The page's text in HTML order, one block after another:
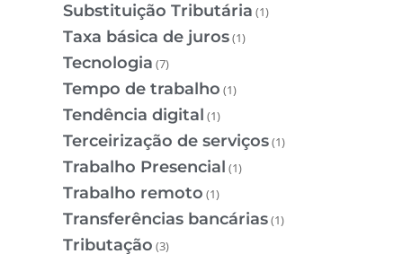
Substituição Tributária (1)
Taxa básica de juros(1)
Tecnologia (7)
Tempo de trabalho (1)
Tendência digital (1)
Terceirização de serviços(1)
Trabalho Presencial (1)
Trabalho remoto (1)
Transferências bancárias(1)
Tributação (3)